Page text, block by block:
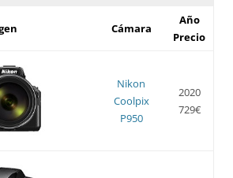
Cámara
Año
Precio
Nikon
Coolpix
P950
2020
729€